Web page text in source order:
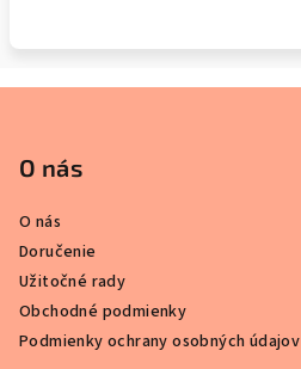
O nás
O nás
Doručenie
Užitočné rady
Obchodné podmienky
Podmienky ochrany osobných údajov